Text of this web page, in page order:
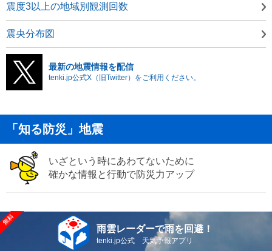
震度3以上の地域別観測回数
震央分布図
最新の地震情報を配信
tenki.jp公式X（旧Twitter）をご利用ください。
「知る防災」地震
いざという時にあわてないために
確かな情報と行動で防災力アップ
雨雲レーダーで雨を回避！
tenki.jp公式 天気予報アプリ